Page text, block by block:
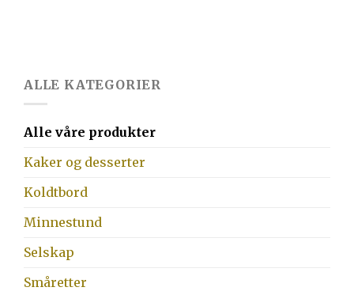
ALLE KATEGORIER
Alle våre produkter
Kaker og desserter
Koldtbord
Minnestund
Selskap
Småretter